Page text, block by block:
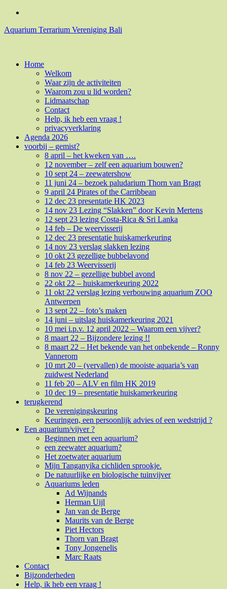
Naar
inhoud
Aquarium Terrarium Vereniging Bali
Home
Welkom
Waar zijn de activiteiten
Waarom zou u lid worden?
Lidmaatschap
Contact
Help, ik heb een vraag !
privacyverklaring
Agenda 2026
voorbij – gemist?
8 april – het kweken van ….
12 november – zelf een aquarium bouwen?
10 sept 24 – zeewatershow
11 juni 24 – bezoek paludarium Thorn van Bragt
9 april 24 Pirates of the Carribbean
12 dec 23 presentatie HK 2023
14 nov 23 Lezing “Slakken” door Kevin Mertens
12 sept 23 lezing Costa-Rica & Sri Lanka
14 feb – De weervisserij
12 dec 23 presentatie huiskamerkeuring
14 nov 23 verslag slakken lezing
10 okt 23 gezellige bubbelavond
14 feb 23 Weervisserij
8 nov 22 – gezellige bubbel avond
22 okt 22 – huiskamerkeuring 2022
11 okt 22 verslag lezing verbouwing aquarium ZOO
Antwerpen
13 sept 22 – foto’s maken
14 juni – uitslag huiskamerkeuring 2021
10 mei i.p.v. 12 april 2022 – Waarom een vijver?
8 maart 22 – Bijzondere lezing !!
8 maart 22 – Het bekende van het onbekende – Ronny
Vannerom
10 mrt 20 – (vervallen) de mooiste aquaria’s van
zuidwest Nederland
11 feb 20 – ALV en film HK 2019
10 dec 19 – presentatie huiskamerkeuring
terugkerend
De verenigingskeuring
Keuringen, een persoonlijk advies of een wedstrijd ?
Een aquarium/vijver ?
Beginnen met een aquarium?
een zeewater aquarium?
Het zoetwater aquarium
Mijn Tanganyika cichliden sprookje.
De natuurlijke en biologische tuinvijver
Aquariums leden
Ad Wijnands
Herman Uijl
Jan van de Berge
Maurits van de Berge
Piet Hectors
Thorn van Bragt
Tony Jongenelis
Marc Raats
Contact
Bijzonderheden
Help, ik heb een vraag !